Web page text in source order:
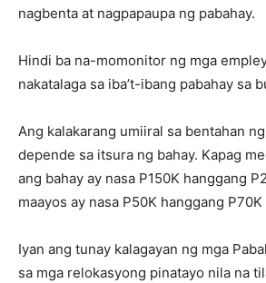
nagbenta at nagpapaupa ng pabahay.
Hindi ba na-momonitor ng mga
nakatalaga sa iba’t-ibang pabahay sa
Ang kalakarang umiiral sa bentahan
depende sa itsura ng bahay. Kapag
ang bahay ay nasa P150K hanggang
maayos ay nasa P50K hanggang
Iyan ang tunay kalagayan ng mga
sa mga relokasyong pinatayo nila na